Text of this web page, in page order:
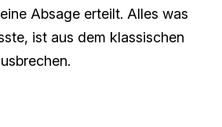
Absage erteilt. Alles was
ist aus dem klassischen